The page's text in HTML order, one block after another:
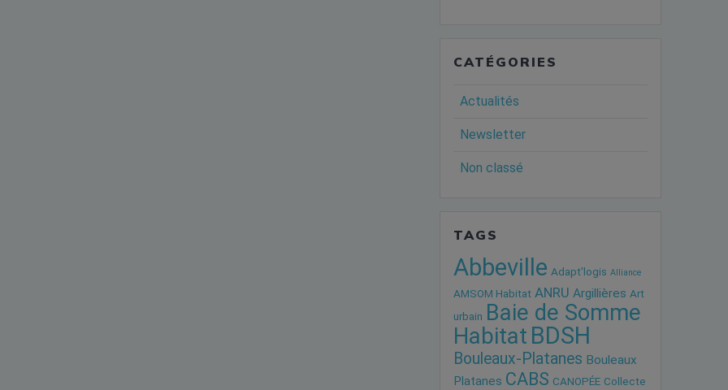
CATÉGORIES
Actualités
Newsletter
Non classé
TAGS
Abbeville Adapt'logis Alliance
AMSOM Habitat ANRU Argillières Art
urbain Baie de Somme
Habitat BDSH
Bouleaux-Platanes Bouleaux
Platanes CABS CANOPÉE Collecte